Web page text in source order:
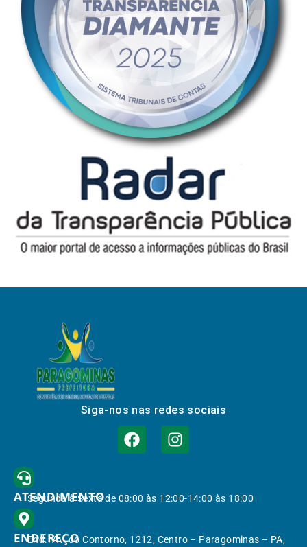
Siga-nos nas redes sociais
ATENDIMENTO
Segunda à Sexta de 08:00 às 12:00-14:00 às 18:00
ENDEREÇO
End.: Av. do Contorno, 1212, Centro – Paragominas – PA,